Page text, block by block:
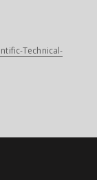
Technical-